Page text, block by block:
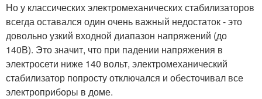
Но у классических электромеханических стабилизаторов
всегда оставался один очень важный недостаток - это
довольно узкий входной диапазон напряжений (до
140В). Это значит, что при падении напряжения в
электросети ниже 140 вольт, электромеханический
стабилизатор попросту отключался и обесточивал все
электроприборы в доме.